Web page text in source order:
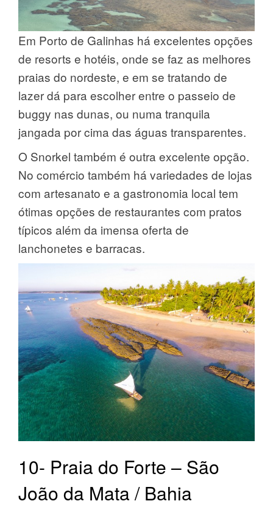
Em Porto de Galinhas há excelentes opções
de resorts e hotéis, onde se faz as melhores
praias do nordeste, e em se tratando de
lazer dá para escolher entre o passeio de
buggy nas dunas, ou numa tranquila
jangada por cima das águas transparentes.
O Snorkel também é outra excelente opção.
No comércio também há variedades de lojas
com artesanato e a gastronomia local tem
ótimas opções de restaurantes com pratos
típicos além da imensa oferta de
lanchonetes e barracas.
10- Praia do Forte – São
João da Mata / Bahia